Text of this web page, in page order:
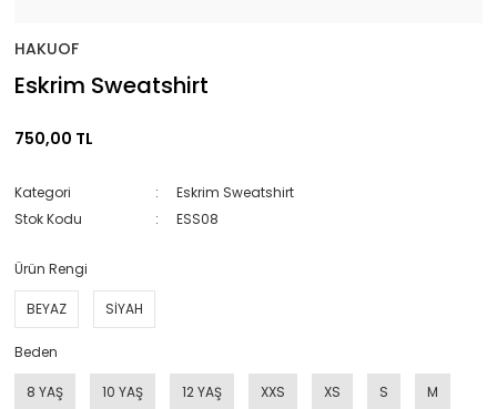
HAKUOF
Eskrim Sweatshirt
750,00 TL
Kategori
Eskrim Sweatshirt
Stok Kodu
ESS08
Ürün Rengi
BEYAZ SİYAH
Beden
8 YAŞ 10 YAŞ 12 YAŞ XXS XS S M